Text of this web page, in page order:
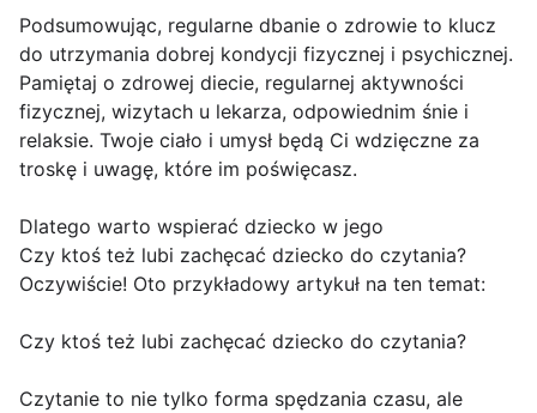
Podsumowując, regularne dbanie o zdrowie to klucz
do utrzymania dobrej kondycji fizycznej i psychicznej.
Pamiętaj o zdrowej diecie, regularnej aktywności
fizycznej, wizytach u lekarza, odpowiednim śnie i
relaksie. Twoje ciało i umysł będą Ci wdzięczne za
troskę i uwagę, które im poświęcasz.
Dlatego warto wspierać dziecko w jego
Czy ktoś też lubi zachęcać dziecko do czytania?
Oczywiście! Oto przykładowy artykuł na ten temat:
Czy ktoś też lubi zachęcać dziecko do czytania?
Czytanie to nie tylko forma spędzania czasu, ale